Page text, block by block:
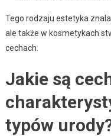
Tego rodzaju estetyka
ale także w kosmetykach
cechach.
Jakie są
typów